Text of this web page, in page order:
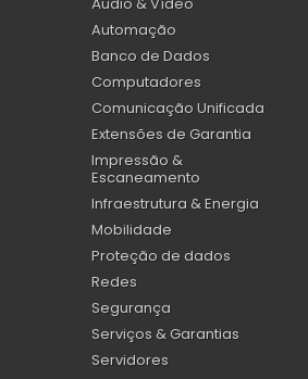
Automação
Banco de Dados
Computadores
Comunicação Unificada
Extensões de Garantia
Impressão &
Escaneamento
Infraestrutura & Energia
Mobilidade
Proteção de dados
Redes
Segurança
Serviços & Garantias
Servidores